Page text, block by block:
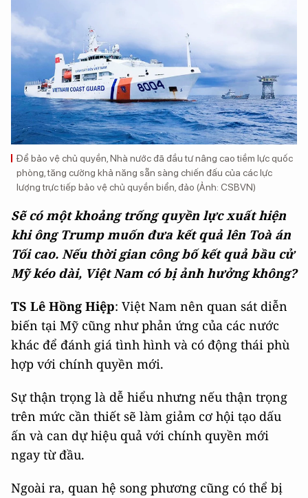
Để bảo vệ chủ quyền, Nhà nước đã đầu tư nâng cao tiềm lực quốc
phòng, tăng cường khả năng sẵn sàng chiến đấu của các lực
lượng trực tiếp bảo vệ chủ quyền biển, đảo (Ảnh: CSBVN)
Sẽ có một khoảng trống quyền lực xuất hiện
khi ông Trump muốn đưa kết quả lên Toà án
Tối cao. Nếu thời gian công bố kết quả bầu cử
Mỹ kéo dài, Việt Nam có bị ảnh hưởng không?
TS Lê Hồng Hiệp: Việt Nam nên quan sát diễn
biến tại Mỹ cũng như phản ứng của các nước
khác để đánh giá tình hình và có động thái phù
hợp với chính quyền mới.
Sự thận trọng là dễ hiểu nhưng nếu thận trọng
trên mức cần thiết sẽ làm giảm cơ hội tạo dấu
ấn và can dự hiệu quả với chính quyền mới
ngay từ đầu.
Ngoài ra, quan hệ song phương cũng có thể bị